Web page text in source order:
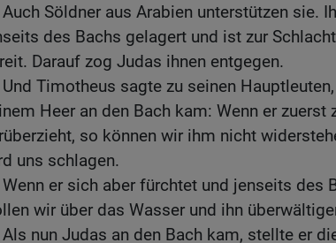
Auch Söldner aus Arabien unterstützen sie.
des Bachs gelagert und ist zur
Darauf zog Judas ihnen entgegen.
Und Timotheus sagte zu seinen
Heer an den Bach kam: Wenn er zuerst
so können wir ihm nicht
uns schlagen.
Wenn er sich aber fürchtet und jenseits des
wir über das Wasser und ihn
Als nun Judas an den Bach kam, stellte er